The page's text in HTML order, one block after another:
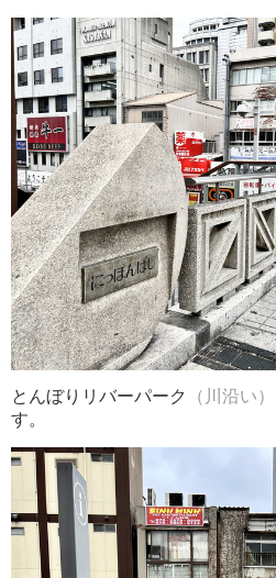
とんぼりリバーパーク （川沿い）
す。